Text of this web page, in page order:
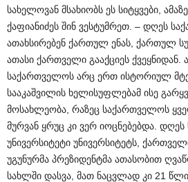
სახელოვან მსახიობს ეს სიტყვები,
ქაფიანიძეს შინ ვესტუმრეთ. – დღეს
ათახსირებენ ქართულ ენას, ქართულ
ათასი ქართველი გააქციეს ქვეყნიდან.
საქართველოს არც ერთ ისტორიულ
სააკაშვილის ხელისუფლებამ ისე
მოსახლეობა, რაზეც საქართველოს
მურვან ყრუც კი ვერ იოცნებებდა.
უნივერსიტეტი უნივერსიტეტს,
უგუნურმა პრეზიდენტმა ათასობით
სახლში დასვა, მათ ნაცვლად კი 21